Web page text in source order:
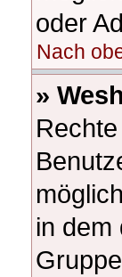
oder
Nach
»
in dem